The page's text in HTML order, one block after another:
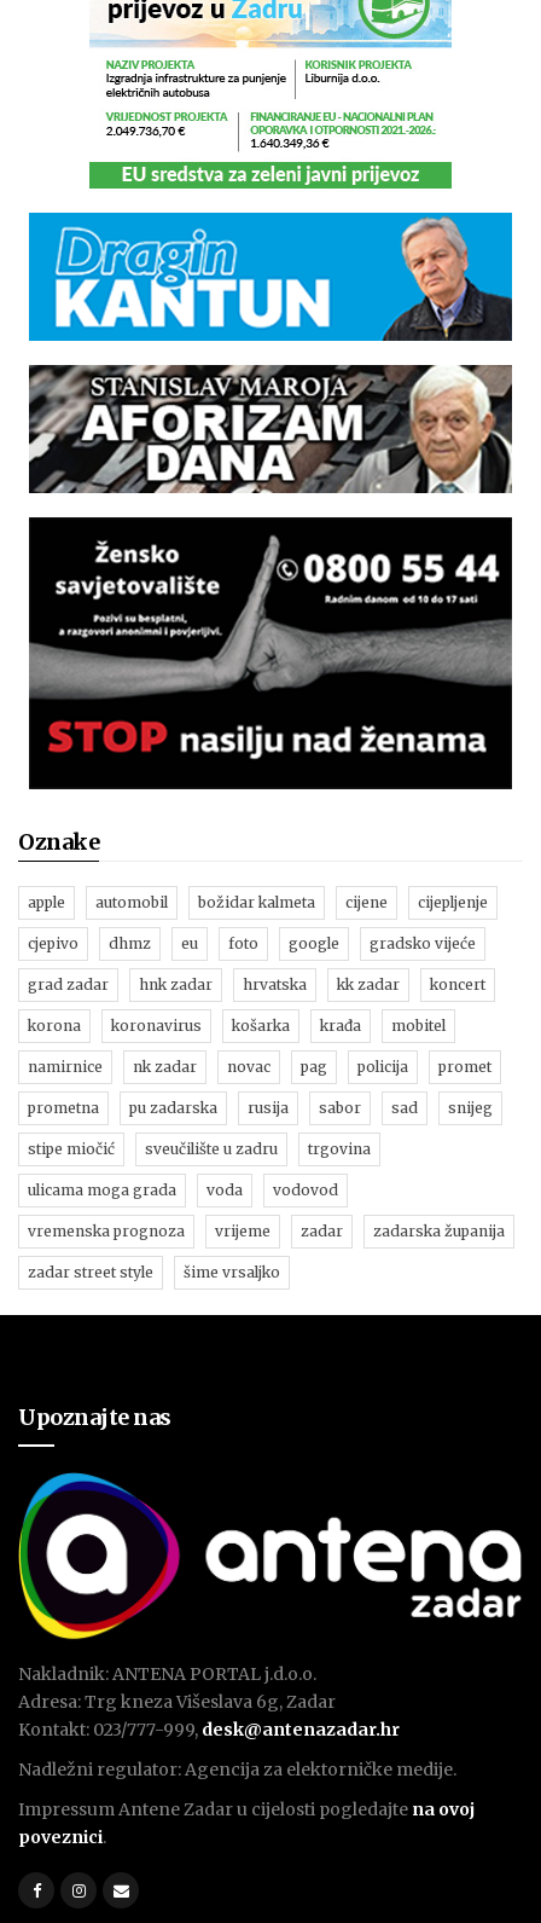
Oznake
apple automobil božidar kalmeta cijene cijepljenje
cjepivo dhmz eu foto google gradsko vijeće
grad zadar hnk zadar hrvatska kk zadar koncert
korona koronavirus košarka krađa mobitel
namirnice nk zadar novac pag policija promet
prometna pu zadarska rusija sabor sad snijeg
stipe miočić sveučilište u zadru trgovina
ulicama moga grada voda vodovod
vremenska prognoza vrijeme zadar zadarska županija
zadar street style šime vrsaljko
Upoznajte nas
Nakladnik: ANTENA PORTAL j.d.o.o.
Adresa: Trg kneza Višeslava 6g, Zadar
Kontakt: 023/777-999, desk@antenazadar.hr
Nadležni regulator: Agencija za elektorničke medije.
Impressum Antene Zadar u cijelosti pogledajte na ovoj
poveznici.